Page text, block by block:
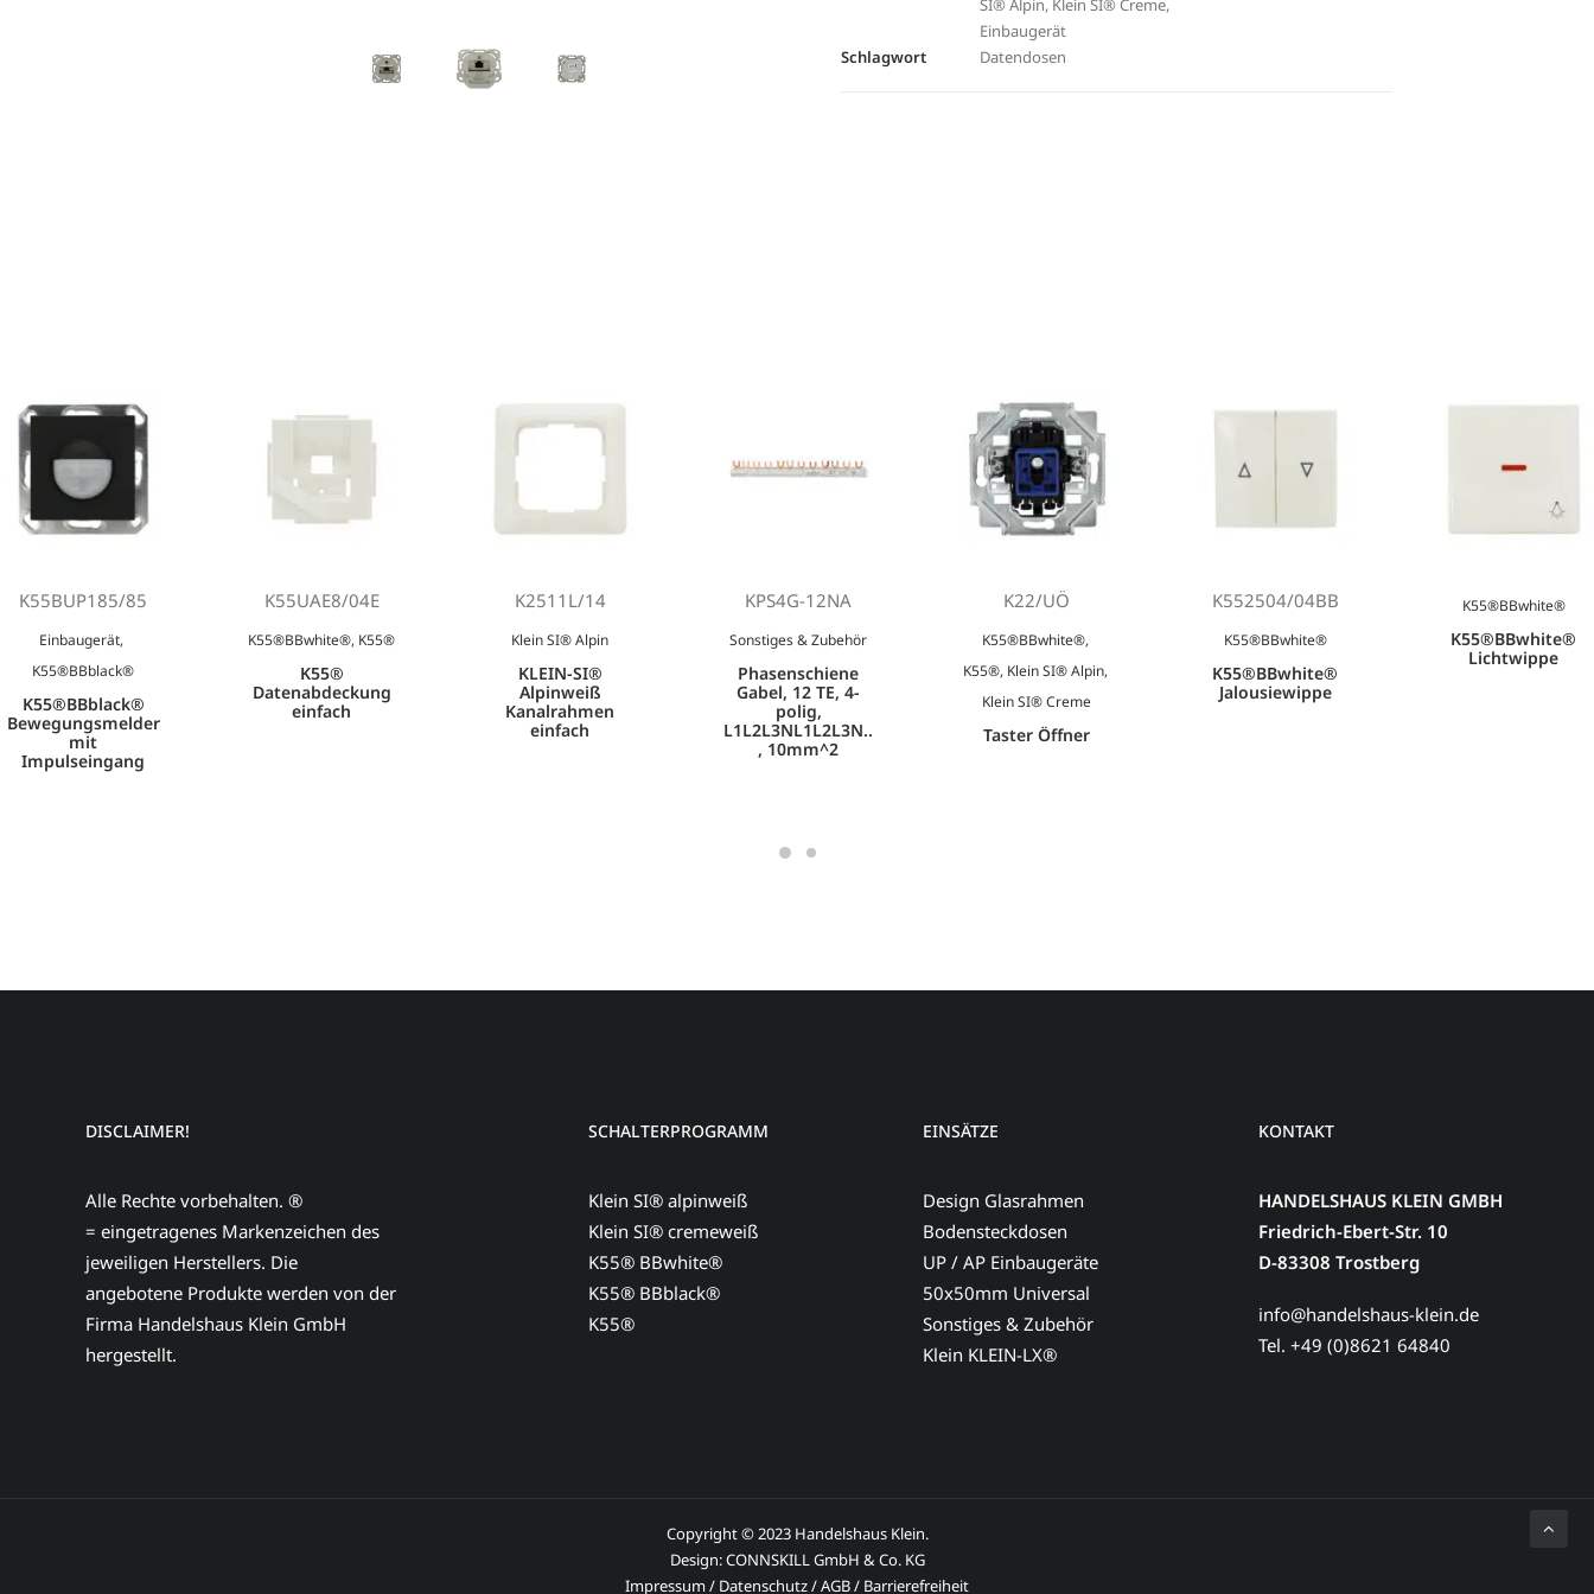
SI® Alpin, Klein SI® Creme,
Einbaugerät
Schlagwort
Datendosen
K55BUP185/85
Einbaugerät,
K55®BBblack®
K55®BBblack®
Bewegungsmelder
mit
Impulseingang
K55UAE8/04E
K55®BBwhite®, K55®
K55®
Datenabdeckung
einfach
K2511L/14
Klein SI® Alpin
KLEIN-SI®
Alpinweiß
Kanalrahmen
einfach
KPS4G-12NA
Sonstiges & Zubehör
Phasenschiene
Gabel, 12 TE, 4-
polig,
L1L2L3NL1L2L3N..
, 10mm^2
K22/UÖ
K55®BBwhite®,
K55®, Klein SI® Alpin,
Klein SI® Creme
Taster Öffner
K552504/04BB
K55®BBwhite®
K55®BBwhite®
Jalousiewippe
K55®BBwhite®
K55®BBwhite®
Lichtwippe
DISCLAIMER!
Alle Rechte vorbehalten. ®
= eingetragenes Markenzeichen des
jeweiligen Herstellers. Die
angebotene Produkte werden von der
Firma Handelshaus Klein GmbH
hergestellt.
SCHALTERPROGRAMM
Klein SI® alpinweiß
Klein SI® cremeweiß
K55® BBwhite®
K55® BBblack®
K55®
EINSÄTZE
Design Glasrahmen
Bodensteckdosen
UP / AP Einbaugeräte
50x50mm Universal
Sonstiges & Zubehör
Klein KLEIN-LX®
KONTAKT
HANDELSHAUS KLEIN GMBH
Friedrich-Ebert-Str. 10
D-83308 Trostberg
info@handelshaus-klein.de
Tel. +49 (0)8621 64840
Copyright © 2023 Handelshaus Klein.
Design:CONNSKILL GmbH & Co. KG
Impressum/ Datenschutz/AGB/ Barrierefreiheit